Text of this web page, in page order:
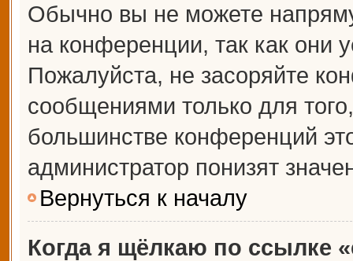
Обычно вы не можете
на конференции, так как они
Пожалуйста, не засоряйте
сообщениями только для
большинстве конференций
администратор понизят
Вернуться к началу
Когда я щёлкаю по ссылке